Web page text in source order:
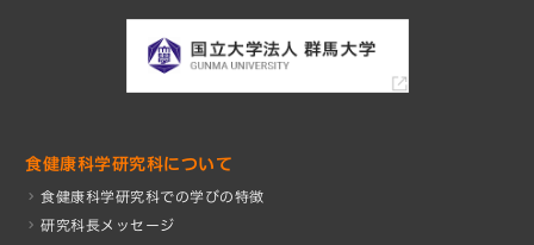
食健康科学研究科について
食健康科学研究科での学びの特徴
研究科長メッセージ